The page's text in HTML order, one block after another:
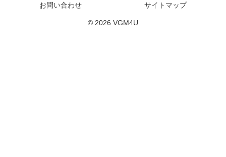
お問い合わせ
サイトマップ
© 2026 VGM4U